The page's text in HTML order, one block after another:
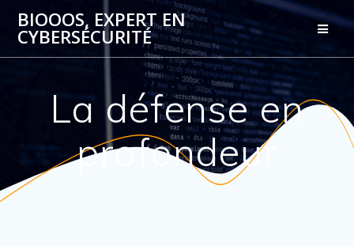
Passer
au
contenu
BIOOOS, EXPERT EN
CYBERSÉCURITÉ
La défense en
profondeur